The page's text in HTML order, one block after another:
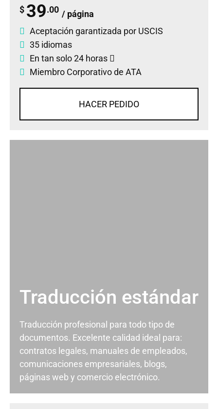
$ 39.00 / página
Aceptación garantizada por USCIS
35 idiomas
En tan solo 24 horas
Miembro Corporativo de ATA
HACER PEDIDO
Traducción estándar
Traducción profesional para todo tipo de
documentos. Excelente calidad ideal para:
contratos legales, manuales de empleados,
comunicaciones empresariales, blogs,
páginas web y comercio electrónico.